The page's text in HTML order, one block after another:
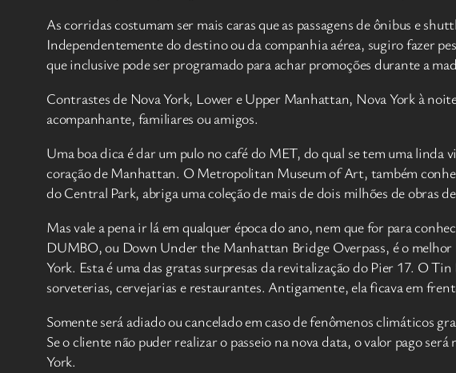
As corridas costumam ser mais caras que as passagens de ônibus e
Independentemente do destino ou da companhia aérea, sugiro fazer
que inclusive pode ser programado para achar promoções durante a
Contrastes de Nova York, Lower e Upper Manhattan, Nova York à
acompanhante, familiares ou amigos.
Uma boa dica é dar um pulo no café do MET, do qual se tem uma
coração de Manhattan. O Metropolitan Museum of Art, também
do Central Park, abriga uma coleção de mais de dois milhões de obras
Mas vale a pena ir lá em qualquer época do ano, nem que for para
DUMBO, ou Down Under the Manhattan Bridge Overpass, é o melhor
York. Esta é uma das gratas surpresas da revitalização do Pier 17. O
sorveterias, cervejarias e restaurantes. Antigamente, ela ficava em
Somente será adiado ou cancelado em caso de fenômenos climáticos
Se o cliente não puder realizar o passeio na nova data, o valor pago
York.